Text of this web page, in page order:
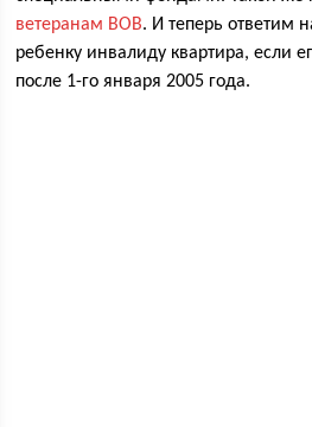
ветеранам ВОВ. И теперь ответим
ребенку инвалиду квартира, если
после 1-го января 2005 года.